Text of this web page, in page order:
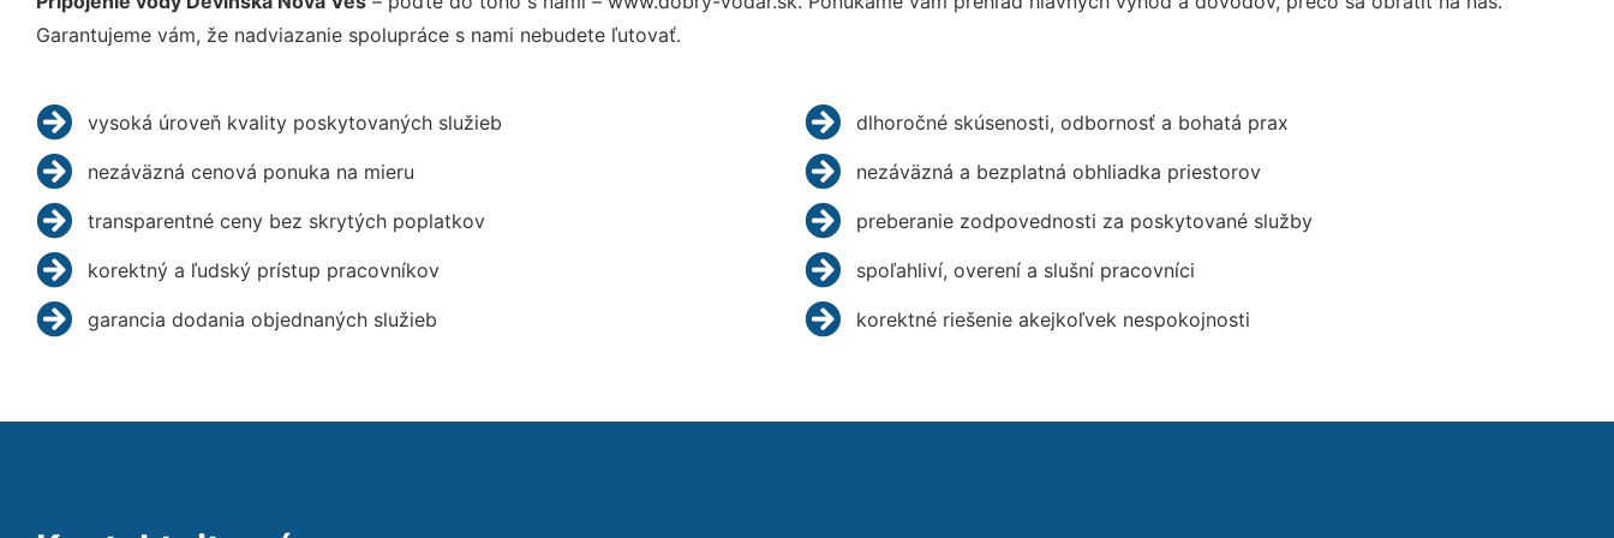
Garantujeme vám, že nadviazanie spolupráce s nami nebudete ľutovať.
vysoká úroveň kvality poskytovaných služieb
nezáväzná cenová ponuka na mieru
transparentné ceny bez skrytých poplatkov
korektný a ľudský prístup pracovníkov
garancia dodania objednaných služieb
dlhoročné skúsenosti, odbornosť a bohatá prax
nezáväzná a bezplatná obhliadka priestorov
preberanie zodpovednosti za poskytované služby
spoľahliví, overení a slušní pracovníci
korektné riešenie akejkoľvek nespokojnosti